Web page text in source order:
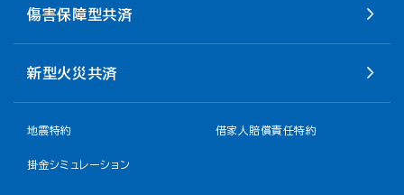
傷害保障型共済
新型火災共済
地震特約 借家人賠償責任特約
掛金シミュレーション